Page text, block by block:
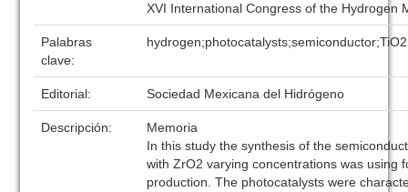
XVI International Congress of the Hydrogen
Palabras
clave:
Editorial: Sociedad Mexicana del Hidrógeno
Descripción:
Memoria
In this study the synthesis of the
with ZrO2 varying concentrations was using
production. The photocatalysts were